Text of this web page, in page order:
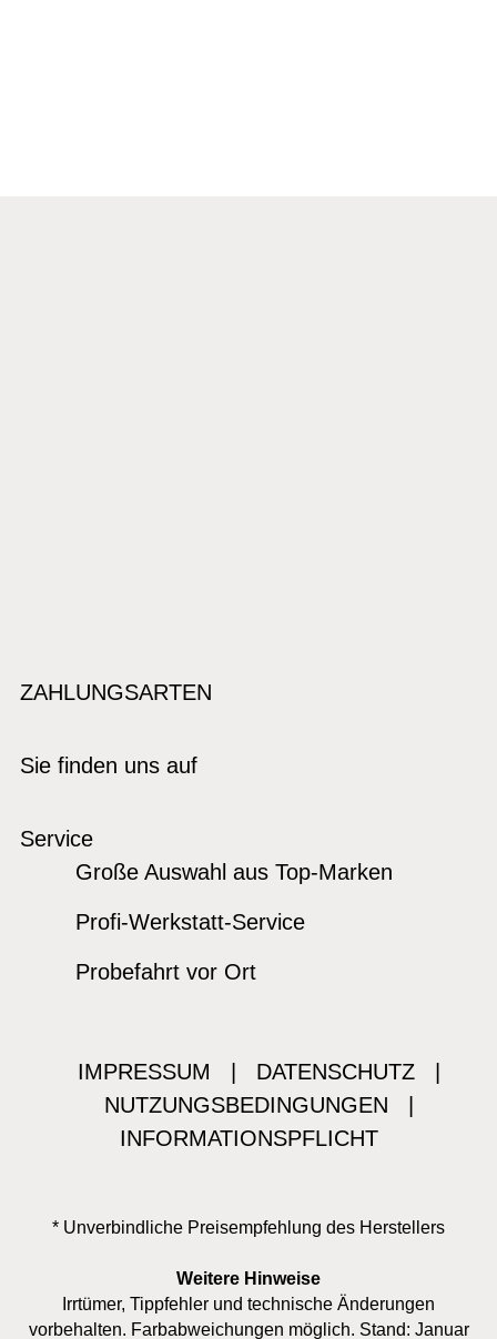
ZAHLUNGSARTEN
Sie finden uns auf
Service
Große Auswahl aus Top-Marken
Profi-Werkstatt-Service
Probefahrt vor Ort
IMPRESSUM DATENSCHUTZ
NUTZUNGSBEDINGUNGEN
INFORMATIONSPFLICHT
* Unverbindliche Preisempfehlung des Herstellers
Weitere Hinweise
Irrtümer, Tippfehler und technische Änderungen
vorbehalten. Farbabweichungen möglich. Stand: Januar